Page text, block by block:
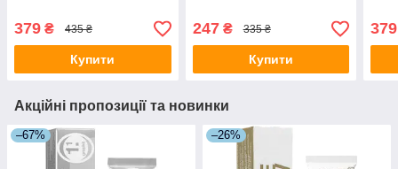
379 ₴ 435 ₴
Купити
247₴ 335 ₴
Купити
379
Акційні пропозиції та новинки
–67% –26%